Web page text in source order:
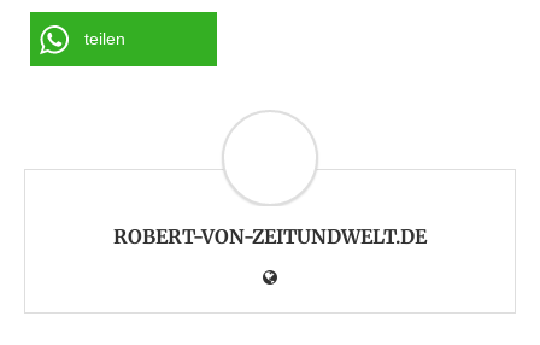
teilen
ROBERT-VON-ZEITUNDWELT.DE